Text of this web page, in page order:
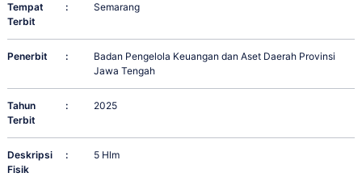
Tempat
Terbit
: Semarang
Penerbit :
Badan Pengelola Keuangan dan Aset Daerah Provinsi
Jawa Tengah
Tahun
Terbit
: 2025
Deskripsi
Fisik
: 5 Hlm